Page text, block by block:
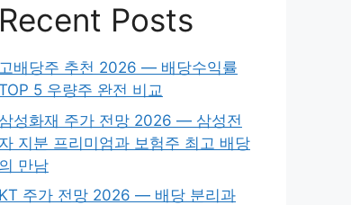
Recent Posts
고배당주 추천 2026 — 배당수익률
5 우량주 완전 비교
삼성화재 주가 전망 2026 — 삼성전
자 지분 프리미엄과 보험주 최고 배당
의 만남
KT 주가 전망 2026 — 배당 분리과